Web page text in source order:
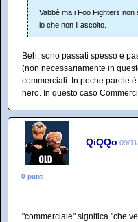
Vabbè ma i Foo Fighters
io che non li ascolto.
Beh, sono passati spesso e
(non necessariamente in
commerciali. In poche parole
nero. In questo caso
QiQQo 09/
0 punti
"commerciale" significa "che